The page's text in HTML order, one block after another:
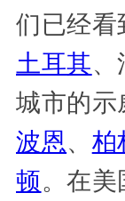
们已经看
土耳其、
城市的示
波恩、 柏
顿。在美